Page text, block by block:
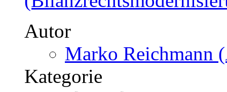
Autor
Marko Reichmann
Kategorie